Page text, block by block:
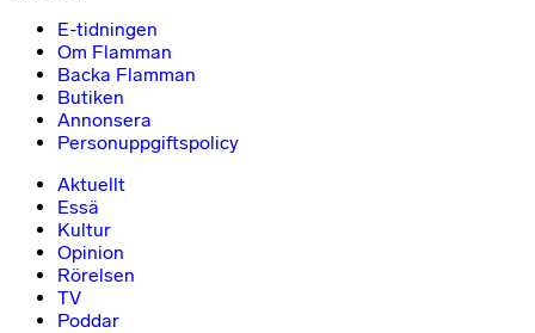
E-tidningen
Om Flamman
Backa Flamman
Butiken
Annonsera
Personuppgiftspolicy
Aktuellt
Essä
Kultur
Opinion
Rörelsen
TV
Poddar